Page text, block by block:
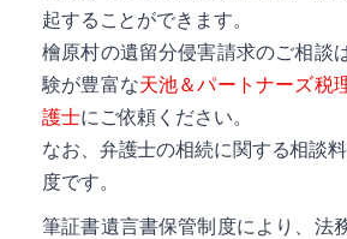
起することができます。
檜原村の遺留分侵害請求のご相談
験が豊富な天池＆パートナーズ税
護士にご依頼ください。
なお、弁護士の相続に関する相談
度です。
筆証書遺言書保管制度により、法